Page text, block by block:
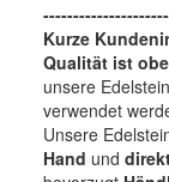
Kurze
Qualität ist
unsere
verwendet
Unsere
Hand und